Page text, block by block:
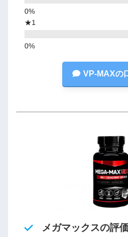
★1
VP-MAXの
メガマックスの評